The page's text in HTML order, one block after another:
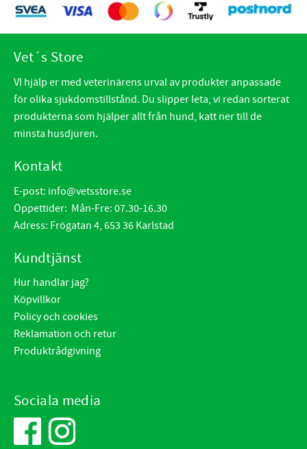
Vet´s Store
VI hjälp er med veterinärens urval av produkter anpassade
för olika sjukdomstillstånd. Du slipper leta, vi redan sorterat
produkterna som hjälper allt från hund, katt ner till de
minsta husdjuren.
Kontakt
E-post: info@vetsstore.se
Öppettider: Mån-Fre: 07.30-16.30
Adress: Frögatan 4, 653 36 Karlstad
Kundtjänst
Hur handlar jag?
Köpvillkor
Policy och cookies
Reklamation och retur
Produktrådgivning
Sociala media